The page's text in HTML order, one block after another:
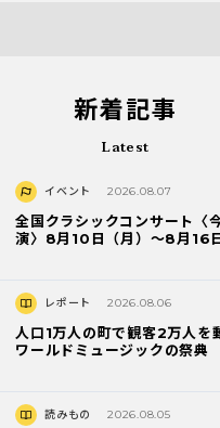
新着記事
Latest
イベント 2026.08.07
全国クラシックコンサート〈
演〉8月10日（月）～8月16日
レポート 2026.08.06
人口1万人の町で観客2万人を
ワールドミュージックの祭典
読みもの 2026.08.05